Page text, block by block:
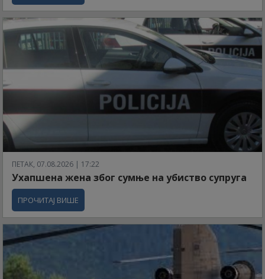
ПЕТАК, 07.08.2026 | 17:22
Ухапшена жена због сумње на убиство супруга
ПРОЧИТАЈ ВИШЕ